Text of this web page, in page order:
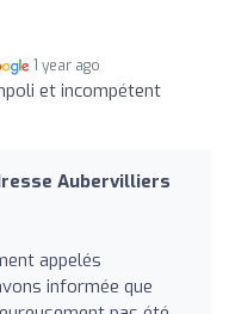
1 year ago
et incompétent
Aubervilliers
appelés
informée que